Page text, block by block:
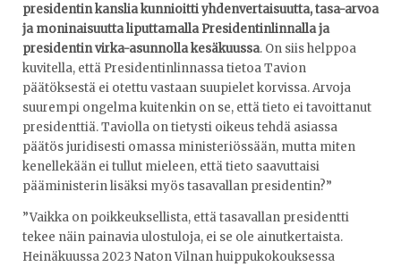
presidentin kanslia kunnioitti yhdenvertaisuutta, tasa-arvoa
ja moninaisuutta liputtamalla Presidentinlinnalla ja
presidentin virka-asunnolla kesäkuussa. On siis helppoa
kuvitella, että Presidentinlinnassa tietoa Tavion
päätöksestä ei otettu vastaan suupielet korvissa. Arvoja
suurempi ongelma kuitenkin on se, että tieto ei tavoittanut
presidenttiä. Taviolla on tietysti oikeus tehdä asiassa
päätös juridisesti omassa ministeriössään, mutta miten
kenellekään ei tullut mieleen, että tieto saavuttaisi
pääministerin lisäksi myös tasavallan presidentin?”
”Vaikka on poikkeuksellista, että tasavallan presidentti
tekee näin painavia ulostuloja, ei se ole ainutkertaista.
Heinäkuussa 2023 Naton Vilnan huippukokouksessa